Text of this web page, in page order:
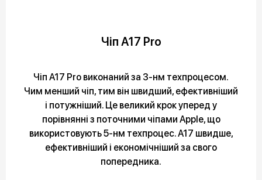
Чіп А17 Pro
Чіп A17 Pro виконаний за 3-нм техпроцесом.
Чим менший чіп, тим він швидший, ефективніший
і потужніший. Це великий крок уперед у
порівнянні з поточними чіпами Apple, що
використовують 5-нм техпроцес. A17 швидше,
ефективніший і економічніший за свого
попередника.